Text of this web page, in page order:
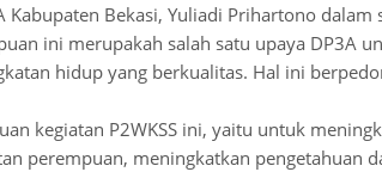
Kabupaten Bekasi, Yuliadi Prihartono
ini merupakah salah satu upaya DP3A
hidup yang berkualitas. Hal ini
kegiatan P2WKSS ini, yaitu untuk
perempuan, meningkatkan pengetahuan